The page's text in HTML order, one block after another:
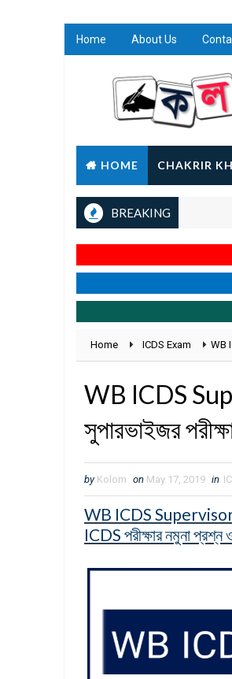
Home About Us
HOME CHAKRIR
BREAKING
Home ICDS Exam WB
WB ICDS
সুপারভাইজর
by Kolom on May 17, 2019 in
WB ICDS Supervisor
ICDS পরীক্ষার নমুনা